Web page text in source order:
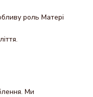
роль Матері
Ми